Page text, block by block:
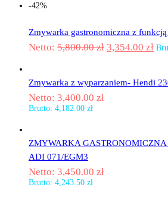
-42%
Zmywarka gastronomiczna z
Netto: 5,800.00zł 3,354.00 zł
Zmywarka z wyparzaniem- Hendi
Netto: 3,400.00 zł
Brutto: 4,182.00 zł
ZMYWARKA
ADI 071/EGM3
Netto: 3,450.00 zł
Brutto: 4,243.50 zł